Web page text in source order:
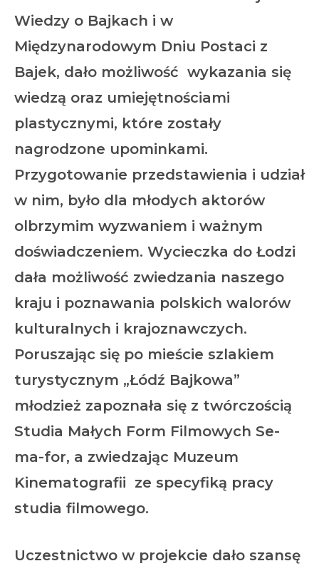
Wiedzy o Bajkach i w
Międzynarodowym Dniu Postaci z
Bajek, dało możliwość wykazania się
wiedzą oraz umiejętnościami
plastycznymi, które zostały
nagrodzone upominkami.
Przygotowanie przedstawienia i udział
w nim, było dla młodych aktorów
olbrzymim wyzwaniem i ważnym
doświadczeniem. Wycieczka do Łodzi
dała możliwość zwiedzania naszego
kraju i poznawania polskich walorów
kulturalnych i krajoznawczych.
Poruszając się po mieście szlakiem
turystycznym „Łódź Bajkowa”
młodzież zapoznała się z twórczością
Studia Małych Form Filmowych Se-
ma-for, a zwiedzając Muzeum
Kinematografii ze specyfiką pracy
studia filmowego.
Uczestnictwo w projekcie dało szansę